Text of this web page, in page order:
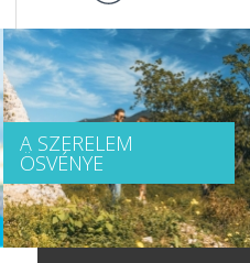
A SZERELEM
ÖSVÉNYE